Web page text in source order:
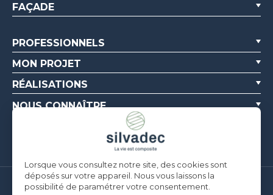
FAÇADE
PROFESSIONNELS
MON PROJET
RÉALISATIONS
NOUS CONNAÎTRE
Silvadec France
Lorsque vous consultez notre site, des cookies sont
déposés sur votre appareil. Nous vous laissons la
possibilité de paramétrer votre consentement.